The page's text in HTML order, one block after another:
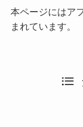
本ページにはア
まれています。